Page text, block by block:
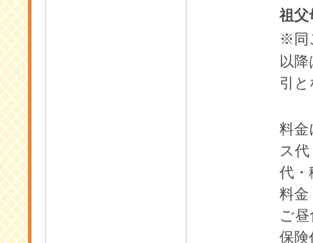
祖父
※同
以
引
料金
ス
代・
料金
ご
保険